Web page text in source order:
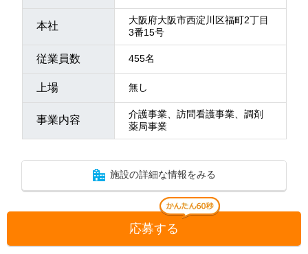
本社
大阪府大阪市西淀川区福町2丁目
3番15号
従業員数 455名
上場 無し
事業内容
介護事業、訪問看護事業、調剤
薬局事業
施設の詳細な情報をみる
応募する